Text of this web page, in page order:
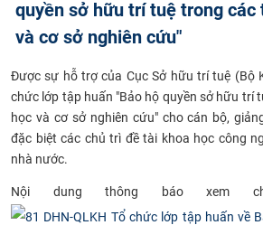
TUYỂN SINH
ĐÀO TẠO
ĐẢM BẢO CHẤT LƯỢNG
KHOA HỌC CÔNG NGHỆ
HTQT
quyền sở hữu trí tuệ trong
và cơ sở nghiên cứu"
​Được sự hỗ trợ của Cục Sở hữu trí tuệ (Bộ
chức lớp tập huấn "Bảo hộ quyền sở hữu trí
học và cơ sở nghiên cứu" cho cán bộ,
đặc biệt các chủ trì đề tài khoa học công
nhà nước.
​Nội dung thông báo xem